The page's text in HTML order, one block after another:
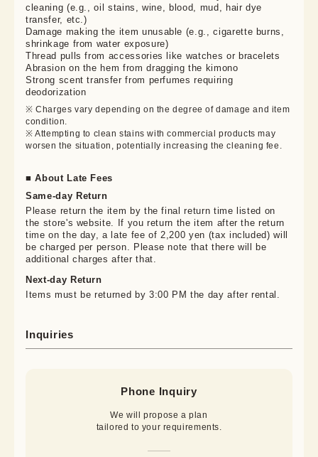
cleaning (e.g., oil stains, wine, blood, mud, hair dye
transfer, etc.)
Damage making the item unusable (e.g., cigarette burns,
shrinkage from water exposure)
Thread pulls from accessories like watches or bracelets
Abrasion on the hem from dragging the kimono
Strong scent transfer from perfumes requiring
deodorization
※ Charges vary depending on the degree of damage and item
condition.
※ Attempting to clean stains with commercial products may
worsen the situation, potentially increasing the cleaning fee.
■ About Late Fees
Same-day Return
Please return the item by the final return time listed on
the store's website. If you return the item after the return
time on the day, a late fee of 2,200 yen (tax included) will
be charged per person. Please note that there will be
additional charges after that.
Next-day Return
Items must be returned by 3:00 PM the day after rental.
Inquiries
Phone Inquiry
We will propose a plan
tailored to your requirements.